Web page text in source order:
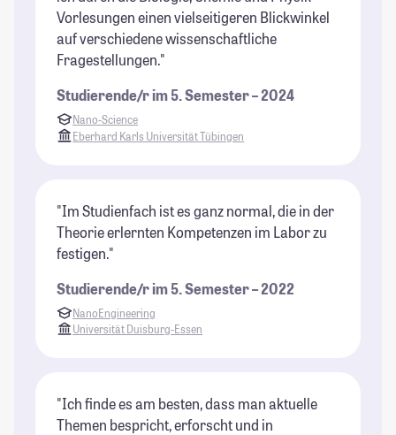
Vorlesungen einen vielseitigeren Blickwinkel
auf verschiedene wissenschaftliche
Fragestellungen."
Studierende/r im 5. Semester – 2024
Nano-Science
Eberhard Karls Universität Tübingen
"Im Studienfach ist es ganz normal, die in der
Theorie erlernten Kompetenzen im Labor zu
festigen."
Studierende/r im 5. Semester – 2022
NanoEngineering
Universität Duisburg-Essen
"Ich finde es am besten, dass man aktuelle
Themen bespricht, erforscht und in